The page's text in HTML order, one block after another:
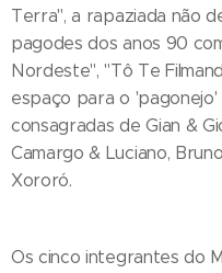
Terra", a rapaziada não
pagodes dos anos 90
Nordeste", "Tô Te
espaço para o
consagradas de Gian &
Camargo & Luciano,
Xororó.
Os cinco integrantes do